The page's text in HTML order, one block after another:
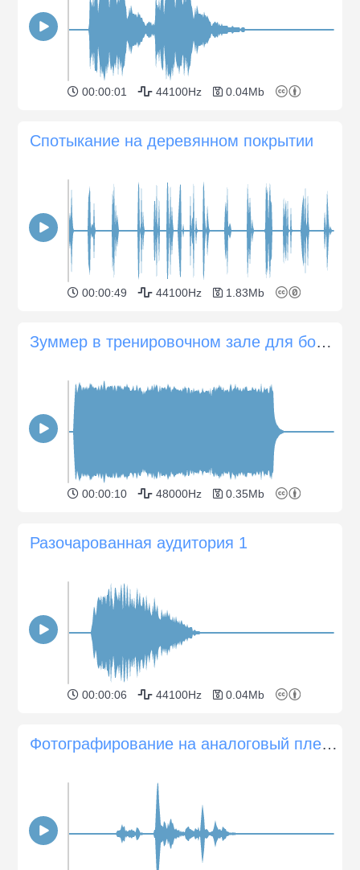
00:00:01 44100Hz 0.04Mb
Спотыкание на деревянном покрытии
00:00:49 44100Hz 1.83Mb
Зуммер в тренировочном зале для бокса
00:00:10 48000Hz 0.35Mb
Разочарованная аудитория 1
00:00:06 44100Hz 0.04Mb
Фотографирование на аналоговый пленочный фотоаппарат